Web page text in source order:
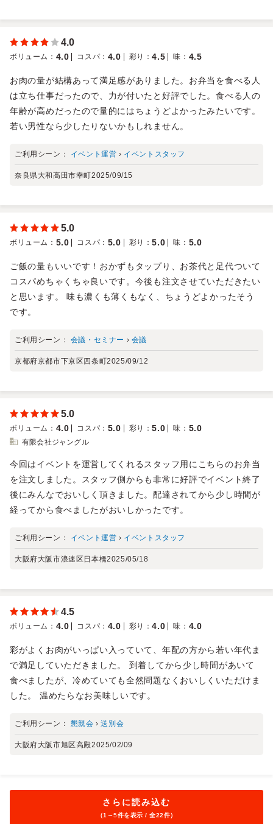
4.0
ボリューム ： 4.0 コスパ ： 4.0 彩り ：4.5 味 ： 4.5
お肉の量が結構あって満足感がありました。お弁当を食べる人
は立ち仕事だったので、力が付いたと好評でした。食べる人の
年齢が高めだったので量的にはちょうどよかったみたいです。
若い男性なら少したりないかもしれません。
ご利用シーン： イベント運営 › イベントスタッフ
奈良県大和高田市幸町2025/09/15
5.0
ボリューム ： 5.0 コスパ ： 5.0 彩り ：5.0 味 ： 5.0
ご飯の量もいいです！おかずもタップり、お茶代と足代ついて
コスパめちゃくちゃ良いです。今後も注文させていただきたい
と思います。 味も濃くも薄くもなく、ちょうどよかったそう
です。
ご利用シーン： 会議・セミナー › 会議
京都府京都市下京区四条町2025/09/12
5.0
ボリューム ： 4.0 コスパ ： 5.0 彩り ：5.0 味 ： 5.0
有限会社ジャングル
今回はイベントを運営してくれるスタッフ用にこちらのお弁当
を注文しました。スタッフ側からも非常に好評でイベント終了
後にみんなでおいしく頂きました。配達されてから少し時間が
経ってから食べましたがおいしかったです。
ご利用シーン： イベント運営 › イベントスタッフ
大阪府大阪市浪速区日本橋2025/05/18
4.5
ボリューム ： 4.0 コスパ ： 4.0 彩り ：4.0 味 ： 4.0
彩がよくお肉がいっぱい入っていて、年配の方から若い年代ま
で満足していただきました。 到着してから少し時間があいて
食べましたが、冷めていても全然問題なくおいしくいただけま
した。 温めたらなお美味しいです。
ご利用シーン： 懇親会 ›送別会
大阪府大阪市旭区高殿2025/02/09
さらに読み込む
（1～5件を表示 / 全22件）